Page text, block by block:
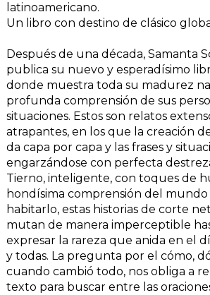
latinoamericano.
Un libro con destino de clásico
Después de una década, Samanta
publica su nuevo y esperadísimo
donde muestra toda su madurez
profunda comprensión de sus
situaciones. Estos son relatos
atrapantes, en los que la creación
da capa por capa y las frases y
engarzándose con perfecta
Tierno, inteligente, con toques de
hondísima comprensión del
habitarlo, estas historias de corte
mutan de manera imperceptible
expresar la rareza que anida en el
y todas. La pregunta por el cómo,
cuando cambió todo, nos obliga a
texto para buscar entre las